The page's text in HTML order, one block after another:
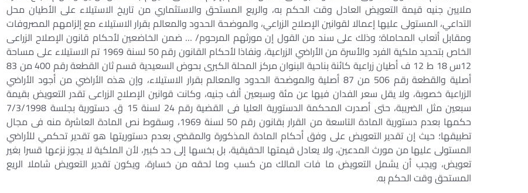
ملايين جنيه قيمة التعويض العادل وقت الحكم به، والريع المستحق والاستثماري من تاريخ الاستيلاء على الأطيان محل
التداعي، المستولى عليها إعمالا لقوانين الإصلاح الزراعي، والموضحة الحدود والمعالم بقرار الاستيلاء مع إلزامهم المصروفات
ومقابل أتعاب المحاماة؛ وذلك على سند من القول إن مورثهم المرحوم/ … ضمن الخاضعين لأحكام قانون الإصلاح الزراعى
الخاص بتحديد ملكية الفرد والأسرة من الأراضي الزراعية، ونفاذا لأحكام القانون رقم 50 لسنة 1969 تم الاستيلاء على مساحة
12س 18 ط 12 ف أطيان زراعية كائنة بناحية البنوان مركز المحلة الكبرى بحوض السعيدية قسم ثان القطعة رقم 400 من 83
أصلية والقطعة رقم 506 من 87 أصلية والموضحة الحدود والمعالم بقرار الاستيلاء، وإن هذه الأراضي من أجود الأراضي
الزراعية خصوبة، ولا يقل سعر الفدان فيها عن مئة وسبعين ألف جنيه، وكانت قوانين الإصلاح الزراعى تقدر التعويض بقيمة
سبعين مثل الضريبة، حتى أصدرت المحكمة الدستورية العليا فى القضية رقم 24 لسنة 15 ق. دستورية بجلسة 7/3/1998
حكمها بعدم دستورية المادة التاسعة من القرار بقانون رقم 50 لسنة 1969، وسقوط نص المادة العاشرة منه فى مجال
تطبيقها؛ حيث إن تقدير التعويض على وفق أحكام المادة المذكورة والمقضي بعدم دستوريتها هو تقدير تحكمي للأراضي
المستولى عليها من مورث المدعين، ولا يعادل قيمتها الحقيقية، بل بخسها إلى حد كبير، لأن الملكية لا يجوز نزعها قسرا بغير
تعويض، ويجب أن يشمل التعويض ما فات المالك من كسب وما لحقه من خسارة، ويكون تقدير التعويض شاملا الريع
المستحق وقت الحكم به.